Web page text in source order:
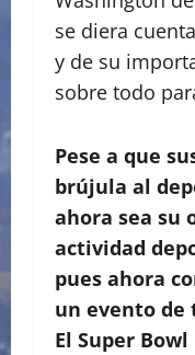
se diera
y de su
sobre todo
Pese a que
brújula al
ahora sea su
actividad
pues ahora
un evento de
El Super